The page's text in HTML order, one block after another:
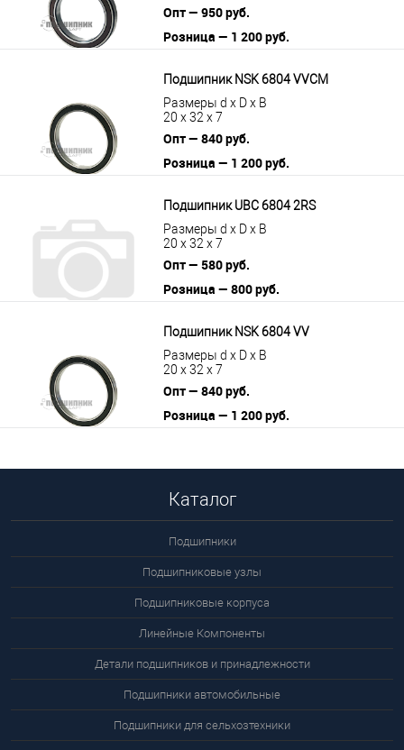
Опт — 950 руб.
Розница — 1 200 руб.
Подшипник NSK 6804 VVCM
Размеры d x D x B
20 x 32 x 7
Опт — 840 руб.
Розница — 1 200 руб.
Подшипник UBC 6804 2RS
Размеры d x D x B
20 x 32 x 7
Опт — 580 руб.
Розница — 800 руб.
Подшипник NSK 6804 VV
Размеры d x D x B
20 x 32 x 7
Опт — 840 руб.
Розница — 1 200 руб.
Каталог
Подшипники
Подшипниковые узлы
Подшипниковые корпуса
Линейные Компоненты
Детали подшипников и принадлежности
Подшипники автомобильные
Подшипники для сельхозтехники